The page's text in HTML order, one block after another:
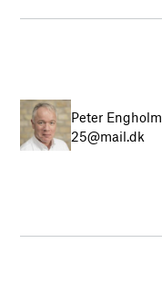
Peter Engholm
25@mail.dk